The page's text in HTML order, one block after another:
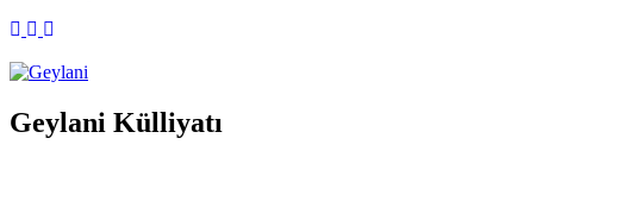
Geylani
Geylani Eğitim ve Araştırma Vakfı
Geylani Külliyatı